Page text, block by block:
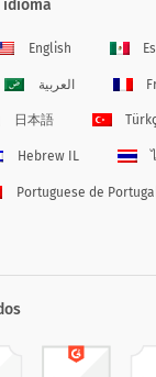
idioma
English
العربية
日本語
Hebrew IL
Portuguese de